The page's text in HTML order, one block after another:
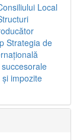
Local
Strategia de
şi impozite